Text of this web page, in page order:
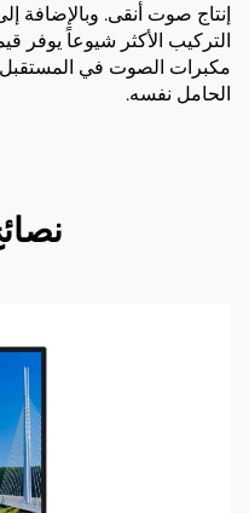
إنتاج صوت أنقى. وبالإضافة
التركيب الأكثر شيوعاً يوفر
مكبرات الصوت في المستقبل
الحامل نفسه.